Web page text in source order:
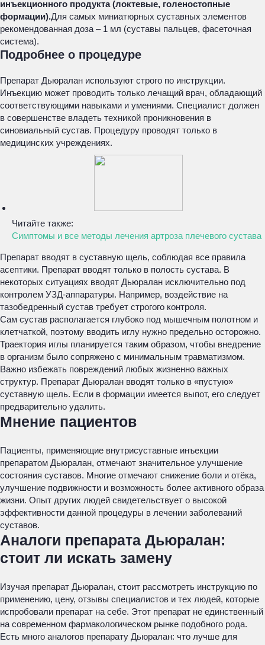
инъекционного продукта (локтевые, голеностопные
формации).Для самых миниатюрных суставных элементов
рекомендованная доза – 1 мл (суставы пальцев, фасеточная
система).
Подробнее о процедуре
Препарат Дьюралан используют строго по инструкции.
Инъекцию может проводить только лечащий врач, обладающий
соответствующими навыками и умениями. Специалист должен
в совершенстве владеть техникой проникновения в
синовиальный сустав. Процедуру проводят только в
медицинских учреждениях.
Читайте также:
Симптомы и все методы лечения артроза плечевого сустава
Препарат вводят в суставную щель, соблюдая все правила
асептики. Препарат вводят только в полость сустава. В
некоторых ситуациях вводят Дьюралан исключительно под
контролем УЗД-аппаратуры. Например, воздействие на
тазобедренный сустав требует строгого контроля.
Сам сустав располагается глубоко под мышечным полотном и
клетчаткой, поэтому вводить иглу нужно предельно осторожно.
Траектория иглы планируется таким образом, чтобы внедрение
в организм было сопряжено с минимальным травматизмом.
Важно избежать повреждений любых жизненно важных
структур. Препарат Дьюралан вводят только в «пустую»
суставную щель. Если в формации имеется выпот, его следует
предварительно удалить.
Мнение пациентов
Пациенты, применяющие внутрисуставные инъекции
препаратом Дьюралан, отмечают значительное улучшение
состояния суставов. Многие отмечают снижение боли и отёка,
улучшение подвижности и возможность более активного образа
жизни. Опыт других людей свидетельствует о высокой
эффективности данной процедуры в лечении заболеваний
суставов.
Аналоги препарата Дьюралан:
стоит ли искать замену
Изучая препарат Дьюралан, стоит рассмотреть инструкцию по
применению, цену, отзывы специалистов и тех людей, которые
испробовали препарат на себе. Этот препарат не единственный
на современном фармакологическом рынке подобного рода.
Есть много аналогов препарату Дьюралан: что лучше для